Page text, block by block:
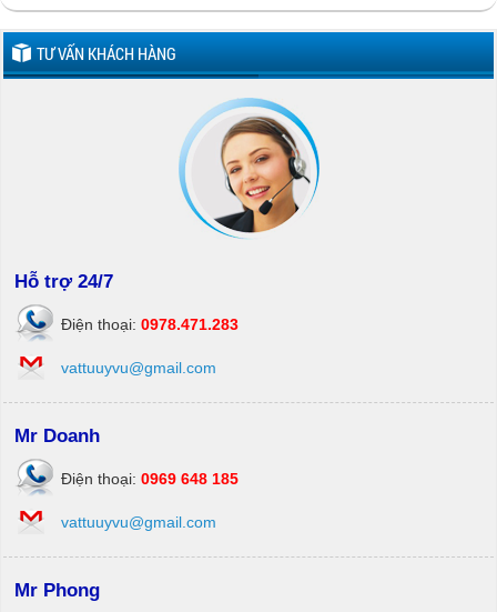
TƯ VẤN KHÁCH HÀNG
Hỗ trợ 24/7
Điện thoại: 0978.471.283
vattuuyvu@gmail.com
Mr Doanh
Điện thoại: 0969 648 185
vattuuyvu@gmail.com
Mr Phong